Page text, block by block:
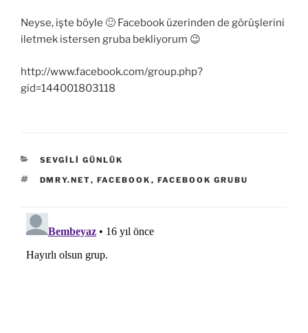
Neyse, işte böyle 🙂 Facebook üzerinden de görüşlerini
iletmek istersen gruba bekliyorum 😉
http://www.facebook.com/group.php?
gid=144001803118
KATEGORILER
SEVGILI GÜNLÜK
ETIKETLER
DMRY.NET, FACEBOOK , FACEBOOK GRUBU